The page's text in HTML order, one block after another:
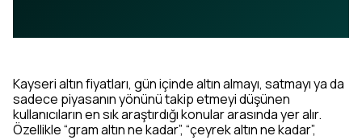
Kayseri altın fiyatları, gün içinde altın almayı, satmayı ya da
sadece piyasanın yönünü takip etmeyi düşünen
kullanıcıların en sık araştırdığı konular arasında yer alır.
Özellikle “gram altın ne kadar”, “çeyrek altın ne kadar”,